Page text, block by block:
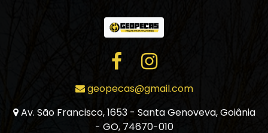
geopecas@gmail.com
Av. São Francisco, 1653 - Santa Genoveva, Goiânia
- GO, 74670-010